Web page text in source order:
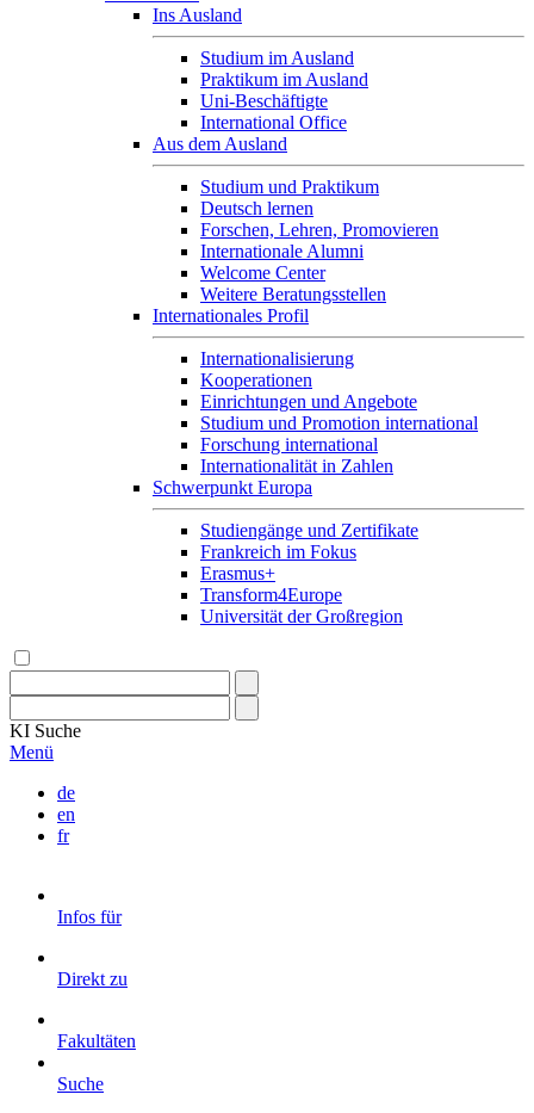
Ins Ausland
Studium im Ausland
Praktikum im Ausland
Uni-Beschäftigte
International Office
Aus dem Ausland
Studium und Praktikum
Deutsch lernen
Forschen, Lehren, Promovieren
Internationale Alumni
Welcome Center
Weitere Beratungsstellen
Internationales Profil
Internationalisierung
Kooperationen
Einrichtungen und Angebote
Studium und Promotion international
Forschung international
Internationalität in Zahlen
Schwerpunkt Europa
Studiengänge und Zertifikate
Frankreich im Fokus
Erasmus+
Transform4Europe
Universität der Großregion
KI Suche
Menü
de
en
fr
Infos für
Direkt zu
Fakultäten
Suche